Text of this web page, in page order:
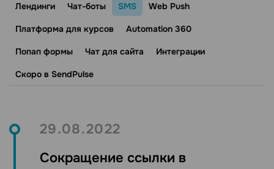
Лендинги Чат-боты SMS Web Push
Платформа для курсов Automation 360
Попап формы Чат для сайта Интеграции
Скоро в SendPulse
29.08.2022
Сокращение ссылки в